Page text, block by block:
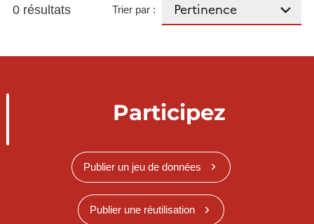
0 résultats Trier par :
Participez
Publier un jeu de données
Publier une réutilisation